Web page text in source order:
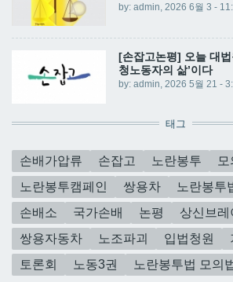
by: admin, 2026 6월 3 -
[손잡고논평] 오늘 대
청노동자의 삶’이다
by: admin, 2026 5월 21 -
태그
손배가압류 손잡고 노란봉투
노란봉투캠페인
쌍용차 노란봉투
손배소
국가손배 논평
상신브레
쌍용자동차
노조파괴 입법청원
토론회
노동3권 노란봉투법 모의